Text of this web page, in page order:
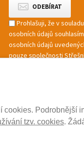
cookies. Podrobnější
tzv. cookies.
Prohlašuji, že v
osobních údajů
osobních údajů
pouze společnosti
marketingové